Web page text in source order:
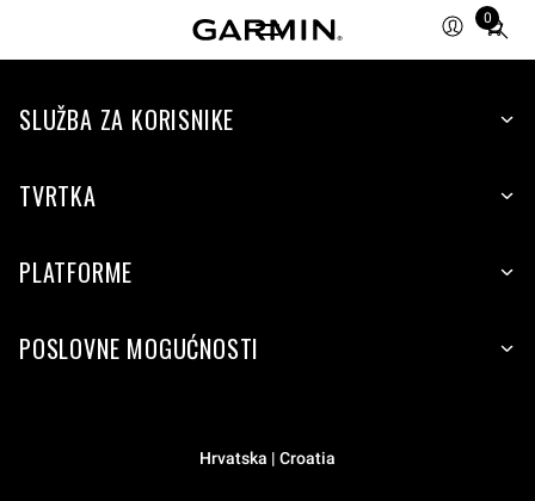
0
Total
items
cart:
SLUŽBA ZA KORISNIKE
TVRTKA
PLATFORME
POSLOVNE MOGUĆNOSTI
Hrvatska | Croatia